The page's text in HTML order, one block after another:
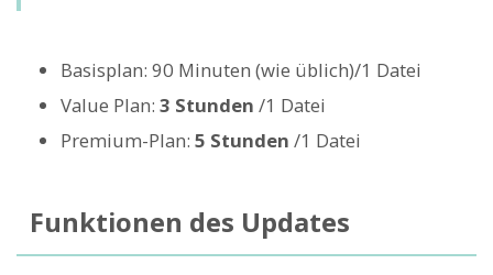
Basisplan: 90 Minuten (wie üblich)/1 Datei
Value Plan: 3 Stunden /1 Datei
Premium-Plan: 5 Stunden /1 Datei
Funktionen des Updates